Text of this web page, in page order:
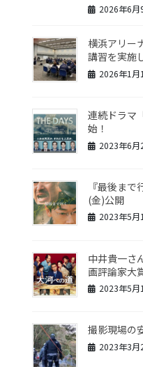
2026年6月
横浜アリー
講習を実施
2026年1月
連続ドラマ
始！
2023年6月
『最後ま
(金)公開
2023年5月
中井貴一さ
画評論家大
2023年5月
撮影現場の
2023年3月